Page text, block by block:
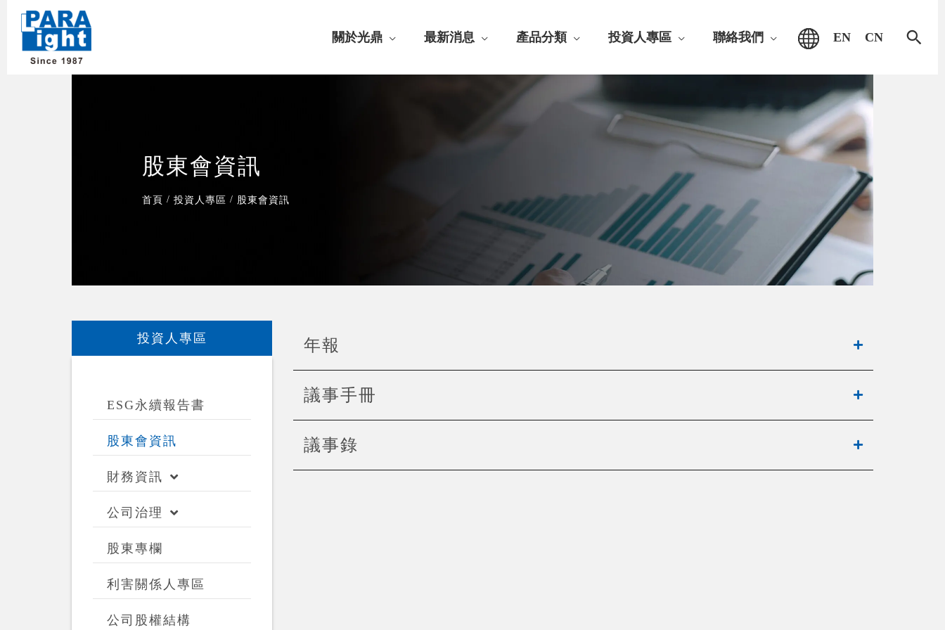
關於光鼎 最新消息 產品分類 投資人專區 聯絡我們 EN CN
搜
股東會資訊
首頁 / 投資人專區 / 股東會資訊
投資人專區
ESG永續報告書
股東會資訊
財務資訊
公司治理
股東專欄
利害關係人專區
公司股權結構
年報
議事手冊
議事錄